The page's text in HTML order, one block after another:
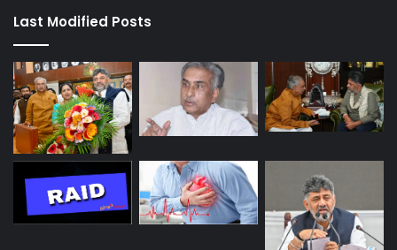
Last Modified Posts